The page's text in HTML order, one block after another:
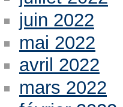
juin 2022
mai 2022
avril 2022
mars 2022